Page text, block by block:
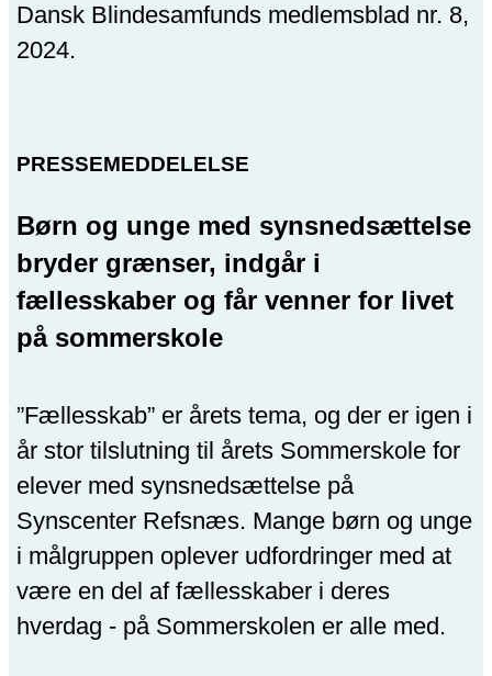
Dansk Blindesamfunds medlemsblad nr. 8,
2024.
PRESSEMEDDELELSE
Børn og unge med synsnedsættelse
bryder grænser, indgår i
fællesskaber og får venner for livet
på sommerskole
”Fællesskab” er årets tema, og der er igen i
år stor tilslutning til årets Sommerskole for
elever med synsnedsættelse på
Synscenter Refsnæs. Mange børn og unge
i målgruppen oplever udfordringer med at
være en del af fællesskaber i deres
hverdag - på Sommerskolen er alle med.